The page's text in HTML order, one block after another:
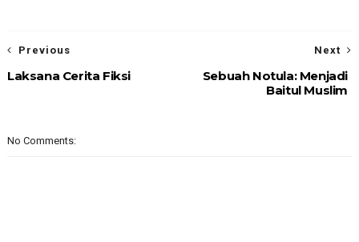
Next
Sebuah Notula: Menjadi
Baitul Muslim
Previous
Laksana Cerita Fiksi
No Comments: